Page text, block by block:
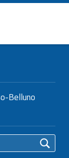
Belluno